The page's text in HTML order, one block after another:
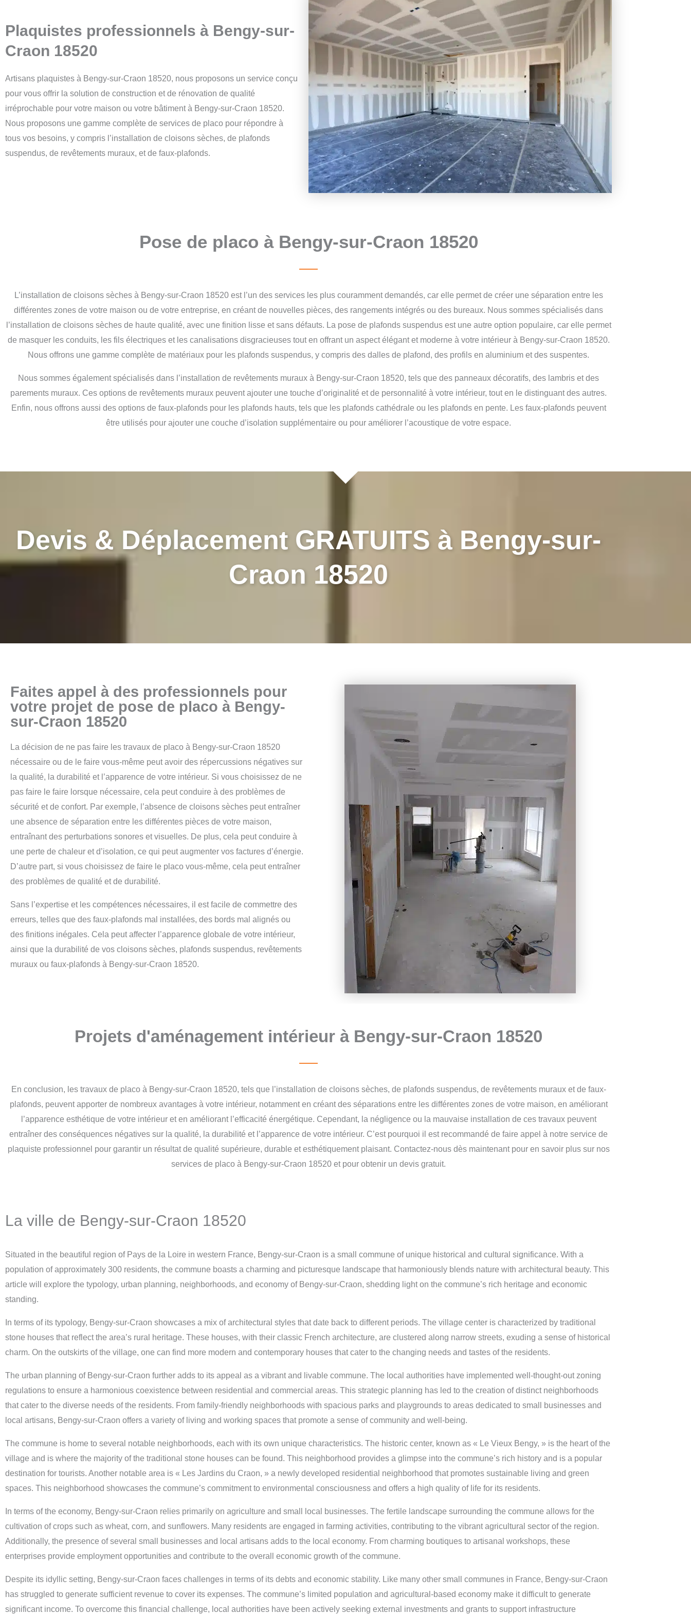
Plaquistes professionnels à Bengy-sur-
Craon 18520
Artisans plaquistes à Bengy-sur-Craon 18520, nous proposons un service conçu
pour vous offrir la solution de construction et de rénovation de qualité
irréprochable pour votre maison ou votre bâtiment à Bengy-sur-Craon 18520.
Nous proposons une gamme complète de services de placo pour répondre à
tous vos besoins, y compris l’installation de cloisons sèches, de plafonds
suspendus, de revêtements muraux, et de faux-plafonds.
Pose de placo à Bengy-sur-Craon 18520
L’installation de cloisons sèches à Bengy-sur-Craon 18520 est l’un des services les plus couramment demandés, car elle permet de créer une séparation entre les
différentes zones de votre maison ou de votre entreprise, en créant de nouvelles pièces, des rangements intégrés ou des bureaux. Nous sommes spécialisés dans
l’installation de cloisons sèches de haute qualité, avec une finition lisse et sans défauts. La pose de plafonds suspendus est une autre option populaire, car elle permet
de masquer les conduits, les fils électriques et les canalisations disgracieuses tout en offrant un aspect élégant et moderne à votre intérieur à Bengy-sur-Craon 18520.
Nous offrons une gamme complète de matériaux pour les plafonds suspendus, y compris des dalles de plafond, des profils en aluminium et des suspentes.
Nous sommes également spécialisés dans l’installation de revêtements muraux à Bengy-sur-Craon 18520, tels que des panneaux décoratifs, des lambris et des
parements muraux. Ces options de revêtements muraux peuvent ajouter une touche d’originalité et de personnalité à votre intérieur, tout en le distinguant des autres.
Enfin, nous offrons aussi des options de faux-plafonds pour les plafonds hauts, tels que les plafonds cathédrale ou les plafonds en pente. Les faux-plafonds peuvent
être utilisés pour ajouter une couche d’isolation supplémentaire ou pour améliorer l’acoustique de votre espace.
Devis & Déplacement GRATUITS à Bengy-sur-
Craon 18520
Faites appel à des professionnels pour
votre projet de pose de placo à Bengy-
sur-Craon 18520
La décision de ne pas faire les travaux de placo à Bengy-sur-Craon 18520
nécessaire ou de le faire vous-même peut avoir des répercussions négatives sur
la qualité, la durabilité et l’apparence de votre intérieur. Si vous choisissez de ne
pas faire le faire lorsque nécessaire, cela peut conduire à des problèmes de
sécurité et de confort. Par exemple, l’absence de cloisons sèches peut entraîner
une absence de séparation entre les différentes pièces de votre maison,
entraînant des perturbations sonores et visuelles. De plus, cela peut conduire à
une perte de chaleur et d’isolation, ce qui peut augmenter vos factures d’énergie.
D’autre part, si vous choisissez de faire le placo vous-même, cela peut entraîner
des problèmes de qualité et de durabilité.
Sans l’expertise et les compétences nécessaires, il est facile de commettre des
erreurs, telles que des faux-plafonds mal installées, des bords mal alignés ou
des finitions inégales. Cela peut affecter l’apparence globale de votre intérieur,
ainsi que la durabilité de vos cloisons sèches, plafonds suspendus, revêtements
muraux ou faux-plafonds à Bengy-sur-Craon 18520.
Projets d'aménagement intérieur à Bengy-sur-Craon 18520
En conclusion, les travaux de placo à Bengy-sur-Craon 18520, tels que l’installation de cloisons sèches, de plafonds suspendus, de revêtements muraux et de faux-
plafonds, peuvent apporter de nombreux avantages à votre intérieur, notamment en créant des séparations entre les différentes zones de votre maison, en améliorant
l’apparence esthétique de votre intérieur et en améliorant l’efficacité énergétique. Cependant, la négligence ou la mauvaise installation de ces travaux peuvent
entraîner des conséquences négatives sur la qualité, la durabilité et l’apparence de votre intérieur. C’est pourquoi il est recommandé de faire appel à notre service de
plaquiste professionnel pour garantir un résultat de qualité supérieure, durable et esthétiquement plaisant. Contactez-nous dès maintenant pour en savoir plus sur nos
services de placo à Bengy-sur-Craon 18520 et pour obtenir un devis gratuit.
La ville de Bengy-sur-Craon 18520
Situated in the beautiful region of Pays de la Loire in western France, Bengy-sur-Craon is a small commune of unique historical and cultural significance. With a
population of approximately 300 residents, the commune boasts a charming and picturesque landscape that harmoniously blends nature with architectural beauty. This
article will explore the typology, urban planning, neighborhoods, and economy of Bengy-sur-Craon, shedding light on the commune’s rich heritage and economic
standing.
In terms of its typology, Bengy-sur-Craon showcases a mix of architectural styles that date back to different periods. The village center is characterized by traditional
stone houses that reflect the area’s rural heritage. These houses, with their classic French architecture, are clustered along narrow streets, exuding a sense of historical
charm. On the outskirts of the village, one can find more modern and contemporary houses that cater to the changing needs and tastes of the residents.
The urban planning of Bengy-sur-Craon further adds to its appeal as a vibrant and livable commune. The local authorities have implemented well-thought-out zoning
regulations to ensure a harmonious coexistence between residential and commercial areas. This strategic planning has led to the creation of distinct neighborhoods
that cater to the diverse needs of the residents. From family-friendly neighborhoods with spacious parks and playgrounds to areas dedicated to small businesses and
local artisans, Bengy-sur-Craon offers a variety of living and working spaces that promote a sense of community and well-being.
The commune is home to several notable neighborhoods, each with its own unique characteristics. The historic center, known as « Le Vieux Bengy, » is the heart of the
village and is where the majority of the traditional stone houses can be found. This neighborhood provides a glimpse into the commune’s rich history and is a popular
destination for tourists. Another notable area is « Les Jardins du Craon, » a newly developed residential neighborhood that promotes sustainable living and green
spaces. This neighborhood showcases the commune’s commitment to environmental consciousness and offers a high quality of life for its residents.
In terms of the economy, Bengy-sur-Craon relies primarily on agriculture and small local businesses. The fertile landscape surrounding the commune allows for the
cultivation of crops such as wheat, corn, and sunflowers. Many residents are engaged in farming activities, contributing to the vibrant agricultural sector of the region.
Additionally, the presence of several small businesses and local artisans adds to the local economy. From charming boutiques to artisanal workshops, these
enterprises provide employment opportunities and contribute to the overall economic growth of the commune.
Despite its idyllic setting, Bengy-sur-Craon faces challenges in terms of its debts and economic stability. Like many other small communes in France, Bengy-sur-Craon
has struggled to generate sufficient revenue to cover its expenses. The commune’s limited population and agricultural-based economy make it difficult to generate
significant income. To overcome this financial challenge, local authorities have been actively seeking external investments and grants to support infrastructure